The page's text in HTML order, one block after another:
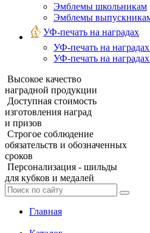
Эмблемы школьникам
Эмблемы выпускникам
УФ-печать на наградах
УФ‑печать на наградах
УФ-печать на
Высокое качество
наградной продукции
Доступная стоимость
изготовления наград
и призов
Строгое соблюдение
обязательств и обозначенных
сроков
Персонализация - шильды
для кубков и медалей
Главная